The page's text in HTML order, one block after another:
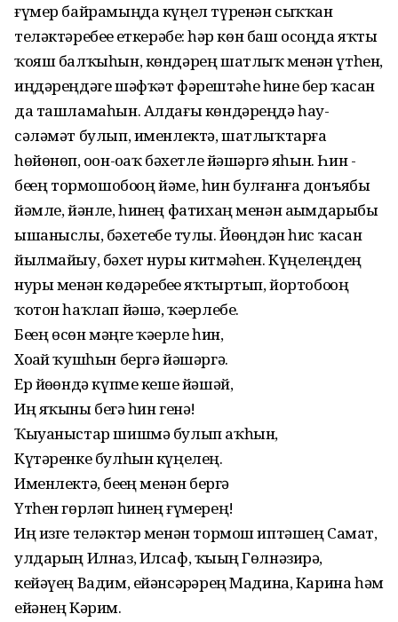
ғүмер байрамыңда күңел түренән сыҡҡан
теләктәребеҙҙе еткерәбеҙ: һәр көн баш осоңда яҡты
ҡояш балҡыһын, көндәрең шатлыҡ менән үтһен,
иңдәреңдәге шәфҡәт фәрештәһе һине бер ҡасан
да ташламаһын. Алдағы көндәреңдә һау-
сәләмәт булып, именлектә, шатлыҡтарға
һөйөнөп, оҙон-оҙаҡ бәхетле йәшәргә яҙһын. Һин -
беҙҙең тормошобоҙҙоң йәме, һин булғанға донъябыҙ
йәмле, йәнле, һинең фатихаң менән аҙымдарыбыҙ
ышаныслы, бәхетебеҙ тулы. Йөҙөңдән һис ҡасан
йылмайыу, бәхет нуры китмәһен. Күңелеңдең
нуры менән көдәребеҙҙе яҡтыртып, йортобоҙҙоң
ҡотон һаҡлап йәшә, ҡәҙерлебеҙ.
Беҙҙең өсөн мәңге ҡәҙерле һин,
Хоҙай ҡушһын бергә йәшәргә.
Ер йөҙөндә күпме кеше йәшәй,
Иң яҡыны беҙгә һин генә!
Ҡыуаныстар шишмә булып аҡһын,
Күтәренке булһын күңелең.
Именлектә, беҙҙең менән бергә
Үтһен гөрләп һинең ғүмерең!
Иң изге теләктәр менән тормош иптәшең Самат,
улдарың Илназ, Илсаф, ҡыҙың Гөлнәзирә,
кейәүең Вадим, ейәнсәрҙәрең Мадина, Карина һәм
ейәнең Кәрим.